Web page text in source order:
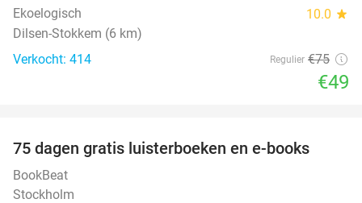
Ekoelogisch 10.0 star
Dilsen-Stokkem (6 km)
Verkocht: 414
Regulier €75
€49
75 dagen gratis luisterboeken en e-books
BookBeat
Stockholm